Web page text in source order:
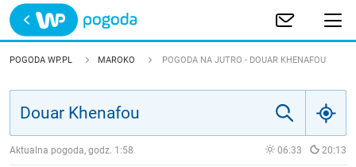
Trwa ładowanie
POLSKA
POGODA WP.PL MAROKO POGODA NA JUTRO - DOUAR KHENAFOU
Aktualna pogoda, godz. 1:58 06:33 20:13